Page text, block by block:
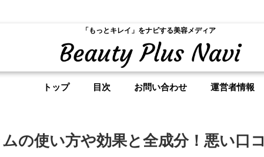
「もっとキレイ」をナビする美容メディア
トップ 目次 お問い合わせ 運営者情報
の使い方や効果と全成分！悪い口コ